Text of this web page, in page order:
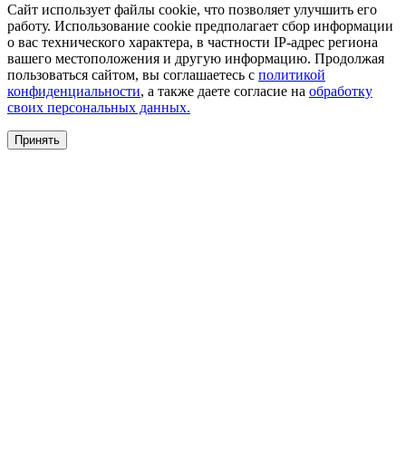
Сайт использует файлы cookie, что позволяет улучшить его
работу. Использование cookie предполагает сбор информации
о вас технического характера, в частности IP-адрес региона
вашего местоположения и другую информацию. Продолжая
пользоваться сайтом, вы соглашаетесь с политикой
конфиденциальности, а также даете согласие на обработку
своих персональных данных.
Принять